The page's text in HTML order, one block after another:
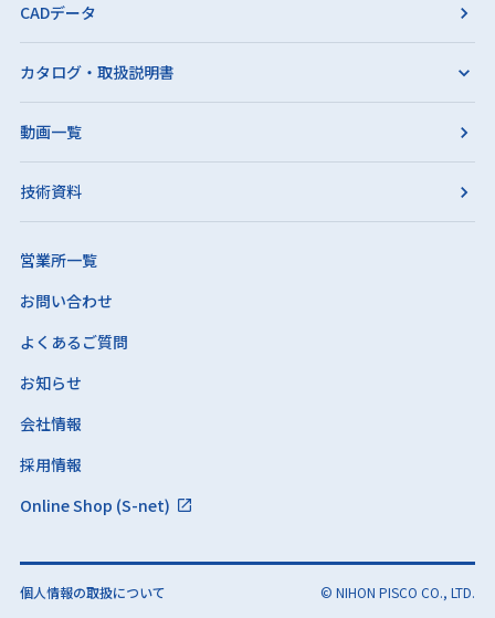
CADデータ
カタログ・取扱説明書
動画一覧
技術資料
営業所一覧
お問い合わせ
よくあるご質問
お知らせ
会社情報
採用情報
Online Shop (S-net)
個人情報の取扱について © NIHON PISCO CO., LTD.